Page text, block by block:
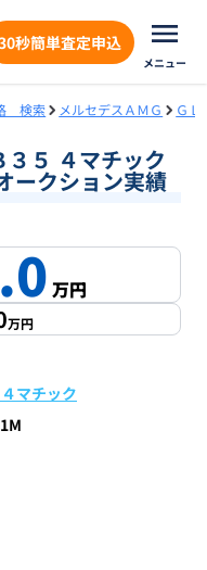
秒簡単査定申込
メニュー
検索 メルセデスＡＭＧ ＧＬ
５ ４マチック
クション実績
万円
万円
マチック